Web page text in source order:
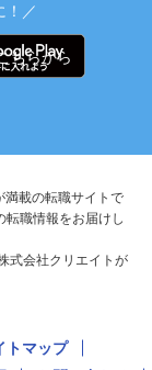
！／
ちらから
満載の転職サイトで
転職情報をお届けし
式会社クリエイトが
トマップ